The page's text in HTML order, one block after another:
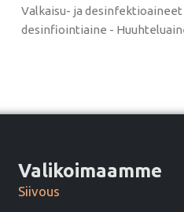
Valkaisu- ja
desinfiointiaine -
Valikoimaamme
Siivous